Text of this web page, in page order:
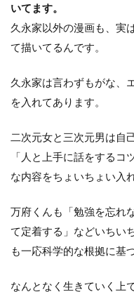
いてます。
久永家以外の漫画も、実
て描いてるんです。
久永家は言わずもがな、
を入れてあります。
二次元女と三次元男は自
「人と上手に話をするコ
な内容をちょいちょい入
万府くんも「勉強を忘れ
て定着する」などいちい
も一応科学的な根拠に基
なんとなく生きていく上